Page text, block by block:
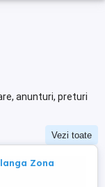
anunturi, preturi
Vezi toate
Zona